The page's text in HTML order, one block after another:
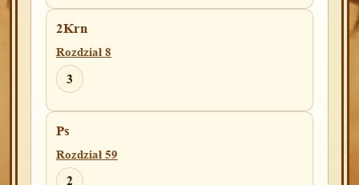
2Krn
Rozdział 8
3
Ps
Rozdział 59
2